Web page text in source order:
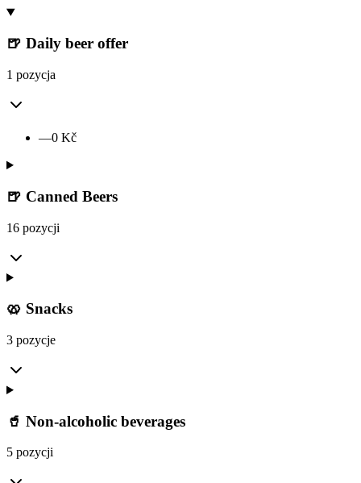
🍺 Daily beer offer
1 pozycja
—0 Kč
🍺 Canned Beers
16 pozycji
🥨 Snacks
3 pozycje
🥤 Non-alcoholic beverages
5 pozycji